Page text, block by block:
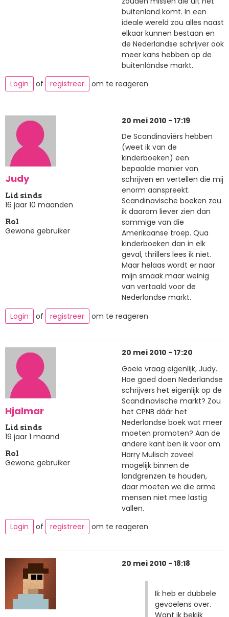
buitenland komt. In een
ideale wereld zou alles naast
elkaar kunnen bestaan en
de Nederlandse schrijver ook
meer kans hebben op de
buitenlándse markt.
Login
of registreer om te reageren
Judy
Lid sinds
16 jaar 10 maanden
Rol
Gewone gebruiker
20 mei 2010 - 17:19
De Scandinaviërs hebben
(weet ik van de
kinderboeken) een
bepaalde manier van
schrijven en vertellen die mij
enorm aanspreekt.
Scandinavische boeken zou
ik daarom liever zien dan
sommige van die
Amerikaanse troep. Qua
kinderboeken dan in elk
geval, thrillers lees ik niet.
Maar helaas wordt er naar
mijn smaak maar weinig
van vertaald voor de
Nederlandse markt.
Login
of registreer om te reageren
Hjalmar
Lid sinds
19 jaar 1 maand
Rol
Gewone gebruiker
20 mei 2010 - 17:20
Goeie vraag eigenlijk, Judy.
Hoe goed doen Nederlandse
schrijvers het eigenlijk op de
Scandinavische markt? Zou
het CPNB dáár het
Nederlandse boek wat meer
moeten promoten? Aan de
andere kant ben ik voor om
Harry Mulisch zoveel
mogelijk binnen de
landgrenzen te houden,
daar moeten we die arme
mensen niet mee lastig
vallen.
Login
of registreer om te reageren
20 mei 2010 - 18:18
Ik heb er dubbele
gevoelens over.